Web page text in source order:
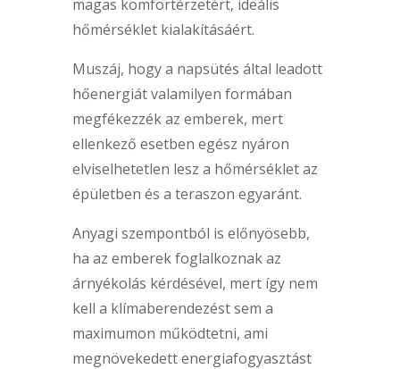
magas komfortérzetért, ideális
hőmérséklet kialakításáért.
Muszáj, hogy a napsütés által leadott
hőenergiát valamilyen formában
megfékezzék az emberek, mert
ellenkező esetben egész nyáron
elviselhetetlen lesz a hőmérséklet az
épületben és a teraszon egyaránt.
Anyagi szempontból is előnyösebb,
ha az emberek foglalkoznak az
árnyékolás kérdésével, mert így nem
kell a klímaberendezést sem a
maximumon működtetni, ami
megnövekedett energiafogyasztást